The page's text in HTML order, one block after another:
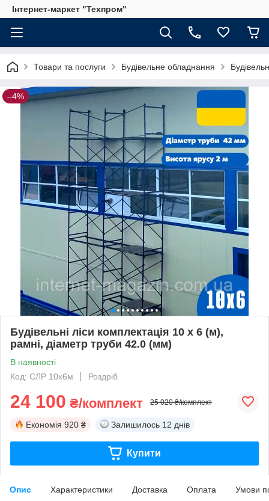
Інтернет-маркет "Техпром"
Товари та послуги Будівельне обладнання
–4%
Будівельні ліси комплектація 10 х 6 (м),
рамні, діаметр труби 42.0 (мм)
В наявності
Код: СЛР 10х6м
Роздріб
24 100 ₴/комплект 25 020 ₴/комплект
Економія 920 ₴ Залишилось 12 днів
Купити
Опис Характеристики Доставка Оплата Умови